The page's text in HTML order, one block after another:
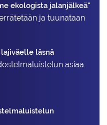
ekologista jalanjälkeä"
ja tuunataan
läsnä
asiaa